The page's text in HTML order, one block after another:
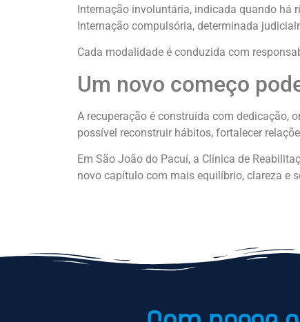
Internação involuntária, indicada quando há
Internação compulsória, determinada
Cada modalidade é conduzida com
Um novo começo
A recuperação é construída com dedicação,
possível reconstruir hábitos, fortalecer
Em São João do Pacuí, a Clínica de
novo capítulo com mais equilíbrio, clareza e